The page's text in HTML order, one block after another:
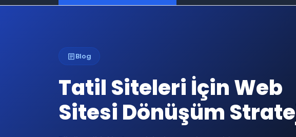
articleBlog
Tatil Siteleri İçin Web
Sitesi Dönüşüm